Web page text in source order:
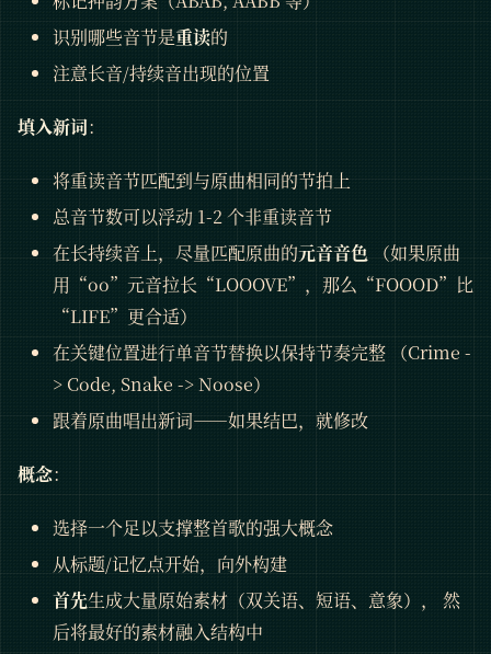
识别哪些音节是重读的
注意长音/持续音出现的位置
填入新词：
将重读音节匹配到与原曲相同的节拍上
总音节数可以浮动 1-2 个非重读音节
在长持续音上，尽量匹配原曲的元音音色 （如果原曲
用“oo”元音拉长“LOOOVE”，那么“FOOOD”比
“LIFE”更合适）
在关键位置进行单音节替换以保持节奏完整 （Crime -
> Code, Snake -> Noose）
跟着原曲唱出新词——如果结巴，就修改
概念：
选择一个足以支撑整首歌的强大概念
从标题/记忆点开始，向外构建
首先生成大量原始素材（双关语、短语、意象）， 然
后将最好的素材融入结构中